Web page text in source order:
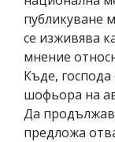
публикуване
се изживява
мнение
Къде,
шофьора на
Да
предложа